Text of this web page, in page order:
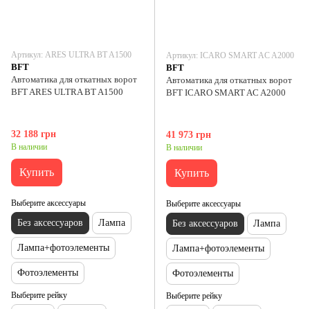
Артикул: ARES ULTRA BT A1500
BFT
Автоматика для откатных ворот
BFT ARES ULTRA BT A1500
32 188 грн
В наличии
Купить
Выберите аксессуары
Без аксессуаров Лампа
Лампа+фотоэлементы
Фотоэлементы
Выберите рейку
Артикул: ICARO SMART AC A2000
BFT
Автоматика для откатных ворот
BFT ICARO SMART AC A2000
41 973 грн
В наличии
Купить
Выберите аксессуары
Без аксессуаров Лампа
Лампа+фотоэлементы
Фотоэлементы
Выберите рейку